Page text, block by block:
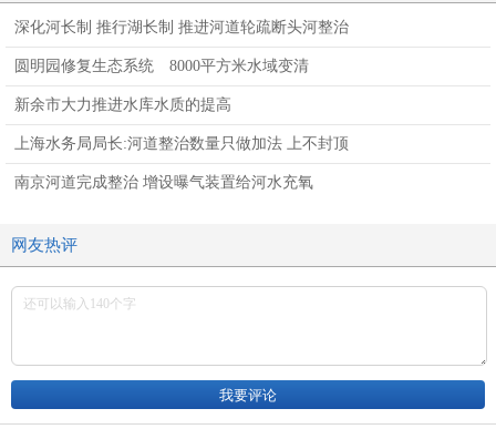
深化河长制 推行湖长制 推进河道轮疏断头河整治
圆明园修复生态系统 8000平方米水域变清
新余市大力推进水库水质的提高
上海水务局局长:河道整治数量只做加法 上不封顶
南京河道完成整治 增设曝气装置给河水充氧
网友热评